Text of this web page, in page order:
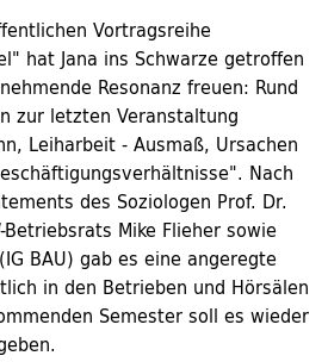
Vortragsreihe
hat Jana ins Schwarze getroffen
Resonanz freuen: Rund
zur letzten Veranstaltung
Leiharbeit - Ausmaß, Ursachen
Nach
des Soziologen Prof. Dr.
Mike Flieher sowie
BAU) gab es eine angeregte
in den Betrieben und Hörsälen
Semester soll es wieder